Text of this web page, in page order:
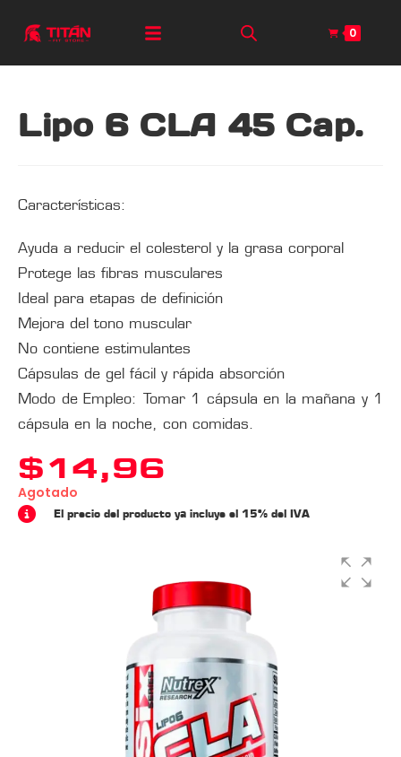
0
Lipo 6 CLA 45 Cap.
Características:
Ayuda a reducir el colesterol y la grasa corporal
Protege las fibras musculares
Ideal para etapas de definición
Mejora del tono muscular
No contiene estimulantes
Cápsulas de gel fácil y rápida absorción
Modo de Empleo: Tomar 1 cápsula en la mañana y 1
cápsula en la noche, con comidas.
$14,96
Agotado
El precio del producto ya incluye el 15% del IVA